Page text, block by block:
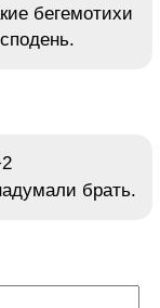
бегемотихи
брать.